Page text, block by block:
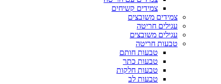
צמידים קשיחים
צמידים משובצים
עגילים חריטה
עגילים משובצים
טבעות חריטה
טבעות חותם
טבעות כתר
טבעות חלקות
טבעות לב